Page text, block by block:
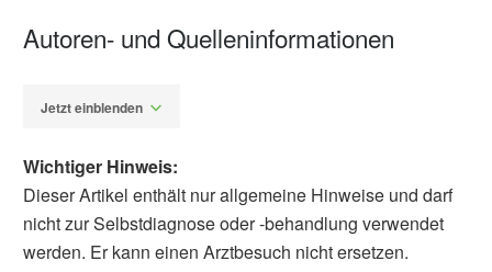
Autoren- und Quelleninformationen
Jetzt einblenden
Wichtiger Hinweis:
Dieser Artikel enthält nur allgemeine Hinweise und darf
nicht zur Selbstdiagnose oder -behandlung verwendet
werden. Er kann einen Arztbesuch nicht ersetzen.